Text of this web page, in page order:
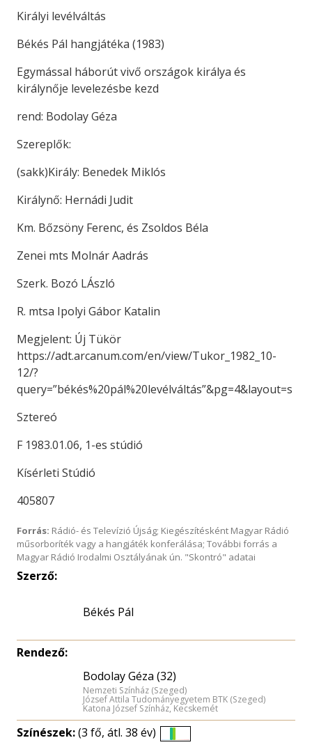
Királyi levélváltás
Békés Pál hangjátéka (1983)
Egymással háborút vivő országok királya és
királynője levelezésbe kezd
rend: Bodolay Géza
Szereplők:
(sakk)Király: Benedek Miklós
Királynő: Hernádi Judit
Km. Bőzsöny Ferenc, és Zsoldos Béla
Zenei mts Molnár Aadrás
Szerk. Bozó LÁszló
R. mtsa Ipolyi Gábor Katalin
Megjelent: Új Tükör
https://adt.arcanum.com/en/view/Tukor_1982_10-
12/?
query=”békés%20pál%20levélváltás”&pg=4&layout=s
Sztereó
F 1983.01.06, 1-es stúdió
Kísérleti Stúdió
405807
Forrás: Rádió- és Televízió Újság; Kiegészítésként Magyar Rádió
műsorboríték vagy a hangjáték konferálása; További forrás a
Magyar Rádió Irodalmi Osztályának ún. "Skontró" adatai
Szerző:
Békés Pál
Rendező:
Bodolay Géza (32)
Nemzeti Színház (Szeged)
József Attila Tudományegyetem BTK (Szeged)
Katona József Színház, Kecskemét
Színészek:(3 fő, átl. 38 év)